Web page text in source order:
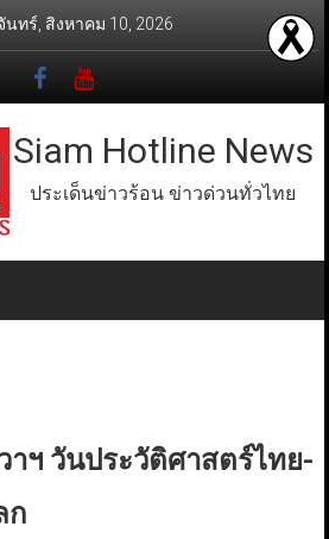
นทร์, สิงหาคม 10, 2026
Siam Hotline News
ประเด็นข่าวร้อน ข่าวด่วนทั่วไทย
ฯ วันประวัติศาสตร์ไทย-
ก